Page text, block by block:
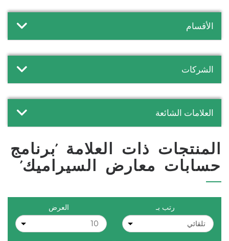
الأقسام
الشركات
العلامات الشائعة
المنتجات ذات العلامة 'برنامج
حسابات معارض السيراميك'
رتب بـ العرض